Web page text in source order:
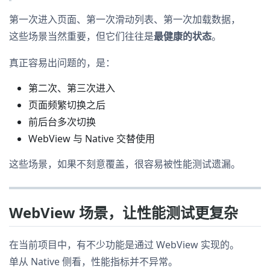
第一次进入页面、第一次滑动列表、第一次加载数据，
这些场景当然重要，但它们往往是最健康的状态。
真正容易出问题的，是：
第二次、第三次进入
页面频繁切换之后
前后台多次切换
WebView 与 Native 交替使用
这些场景，如果不刻意覆盖，很容易被性能测试遗漏。
WebView 场景，让性能测试更复杂
在当前项目中，有不少功能是通过 WebView 实现的。
单从 Native 侧看，性能指标并不异常。